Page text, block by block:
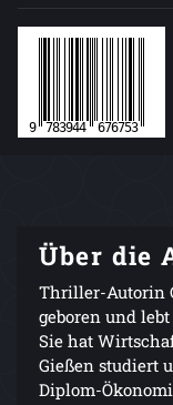
Über die
Thriller-Autorin
geboren und
Sie hat
Gießen studiert
Diplom-